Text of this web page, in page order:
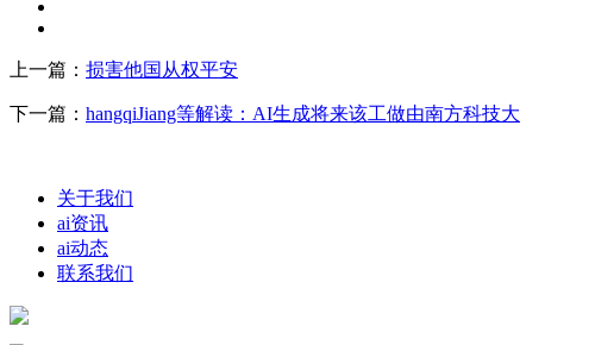
上一篇： 损害他国从权平安
下一篇： hangqiJiang等解读：AI生成将来该工做由南方科技大
关于我们
ai资讯
ai动态
联系我们